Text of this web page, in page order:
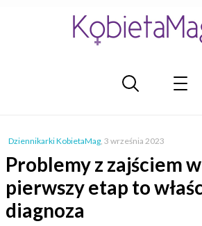
Dziennikarki KobietaMag, 3 września 2023
Problemy z zajściem
pierwszy etap to
diagnoza